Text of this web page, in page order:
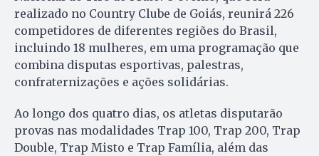
realizado no Country Clube de Goiás, reunirá 226
competidores de diferentes regiões do Brasil,
incluindo 18 mulheres, em uma programação que
combina disputas esportivas, palestras,
confraternizações e ações solidárias.
Ao longo dos quatro dias, os atletas disputarão
provas nas modalidades Trap 100, Trap 200, Trap
Double, Trap Misto e Trap Família, além das